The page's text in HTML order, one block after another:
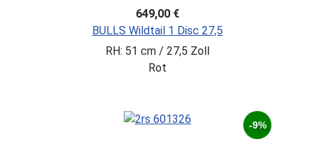
649,00 €
BULLS Wildtail 1 Disc 27,5
RH: 51 cm / 27,5 Zoll
Rot
-9%